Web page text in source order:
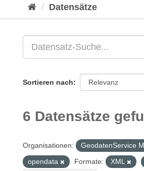
Datensätze
Sortieren nach
6 Datensätze
Organisationen: GeodatenService
opendata
Formate: XML